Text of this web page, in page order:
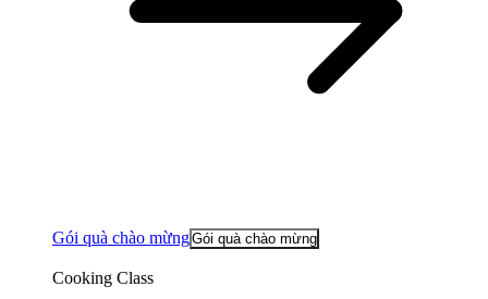
Gói quà chào mừngGói quà chào mừng
Cooking Class